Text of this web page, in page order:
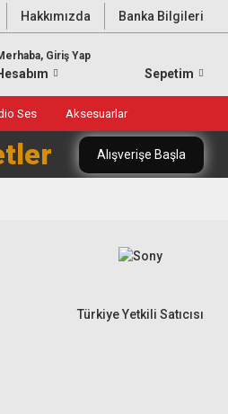
Hakkımızda Banka Bilgileri
Giriş Yap
Sepetim
Ses Aksesuarlar
Alışverişe Başla
Türkiye Yetkili Satıcısı